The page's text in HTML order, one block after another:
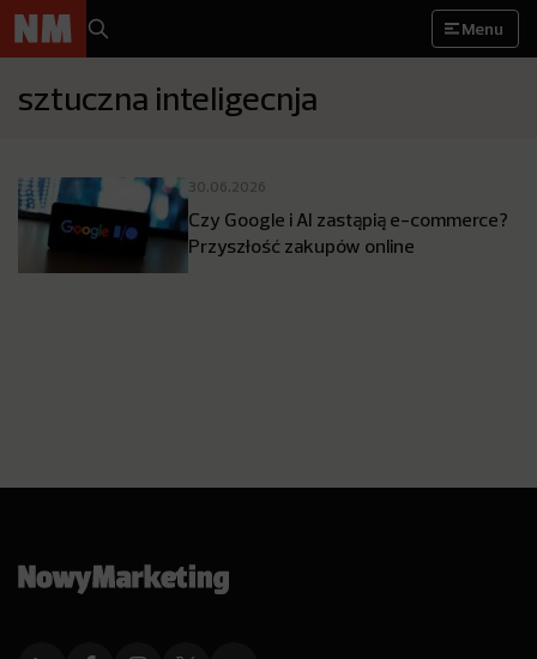
Menu
sztuczna inteligecnja
30.06.2026
Czy Google i AI zastąpią e-commerce?
Przyszłość zakupów online